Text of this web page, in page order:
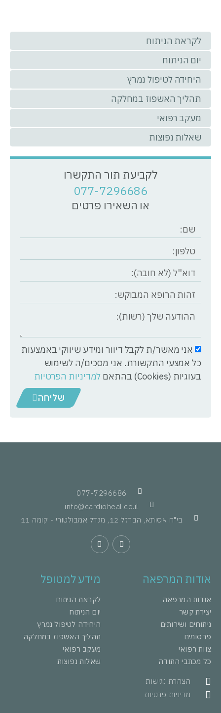
לקראת הניתוח
יום הניתוח
היחידה לטיפול נמרץ
תהליך האשפוז במחלקה
מעקב רפואי
שאלות נפוצות
לקביעת תור התקשרו
077-7296686
או השאירו פרטים
אני מאשר/ת לקבל דיוור ומידע שיווקי באמצעות
כל אמצעי התקשורת. אני מסכים/ה לשימוש
בעוגיות (Cookies) בהתאם
למדיניות הפרטיות
שליחה
מידע למטופל
לקראת הניתוח
יום הניתוח
היחידה לטיפול נמרץ
תהליך האשפוז במחלקה
מעקב רפואי
שאלות נפוצות
אודות המרפאה
אודות המרפאה
יצירת קשר
ניתוחים ושירותים
פרסומים
צוות רפואי
כל מכתבי התודה
הצהרת נגישות
מדיניות פרטיות
077-7296686
info@cardioheal.co.il
בי"ח אסותא, הברזל 12, מגדל אמבולטורי - קומה 11